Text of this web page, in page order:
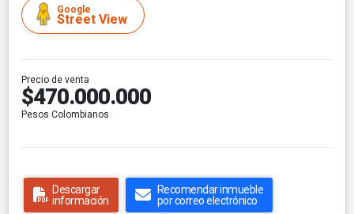
Google
Street View
Precio de venta
$470.000.000
Pesos Colombianos
Descargar
información
Recomendar inmueble
por correo electrónico